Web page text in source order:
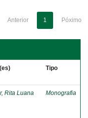
Anterior 1 Póximo
Tipo
Rita Luana Monografia